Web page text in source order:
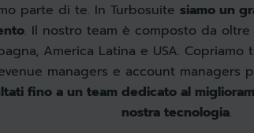
parte di te. In Turbosuite siamo un
. Il nostro team è composto da
America Latina e USA.
managers e account managers
fino a un team dedicato al
nostra tecnologia.